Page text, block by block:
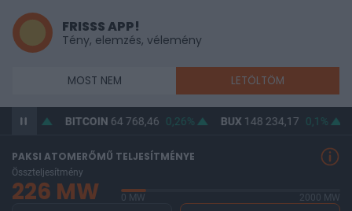
FRISSS APP!
Tény, elemzés, vélemény
MOST NEM LETÖLTÖM
0,49% BITCOIN64 768,46 0,26% BUX148 234,17 0,1%
PAKSI ATOMERŐMŰ TELJESÍTMÉNYE
Összteljesítmény
226 MW 0 MW
2000 MW